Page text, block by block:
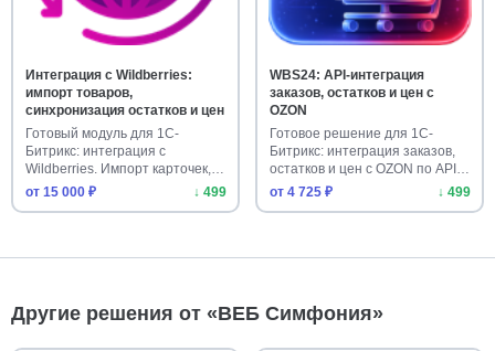
Интеграция с Wildberries:
импорт товаров,
синхронизация остатков и цен
Готовый модуль для 1С-
Битрикс: интеграция с
Wildberries. Импорт карточек,
выгруз…
от 15 000 ₽ ↓ 499
WBS24: API-интеграция
заказов, остатков и цен с
OZON
Готовое решение для 1С-
Битрикс: интеграция заказов,
остатков и цен с OZON по API…
от 4 725 ₽
↓ 499
Другие решения от «ВЕБ Cимфония»